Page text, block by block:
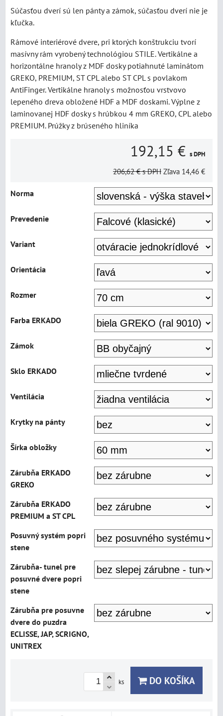
Súčasťou dverí sú len pánty a zámok, súčasťou dverí nie je
kľučka.
Rámové interiérové dvere, pri ktorých konštrukciu tvorí
masívny rám vyrobený technológiou STILE. Vertikálne a
horizontálne hranoly z MDF dosky potiahnuté laminátom
GREKO, PREMIUM, ST CPL alebo ST CPL s povlakom
AntiFinger. Vertikálne hranoly s možnosťou vrstvovo
lepeného dreva obložené HDF a MDF doskami. Výplne z
laminovanej HDF dosky s hrúbkou 4 mm GREKO, CPL alebo
PREMIUM. Prúžky z brúseného hliníka
192,15 € s DPH
206,62 € s DPH Zľava 14,46 €
Norma
Prevedenie
Variant
Orientácia
Rozmer
Farba ERKADO
Zámok
Sklo ERKADO
Ventilácia
Krytky na pánty
Šírka obložky
Zárubňa ERKADO
GREKO
Zárubňa ERKADO
PREMIUM a ST CPL
Posuvný systém popri
stene
Zárubňa- tunel pre
posuvné dvere popri
stene
Zárubňa pre posuvne
dvere do puzdra
ECLISSE, JAP, SCRIGNO,
UNITREX
ks DO KOŠÍKA